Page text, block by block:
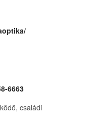
6663
családi